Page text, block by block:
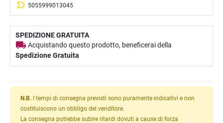
5055999013045
SPEDIZIONE GRATUITA
Acquistando questo prodotto, beneficerai della
Spedizione Gratuita
N.B. I tempi di consegna previsti sono puramente indicativi e non
costituiscono un obbligo del venditore.
La consegna potrebbe subire ritardi dovuti a cause di forza